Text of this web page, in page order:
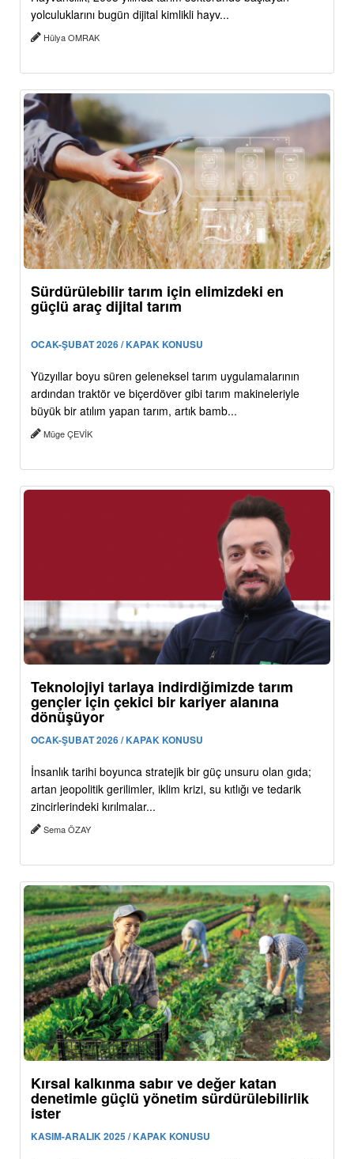
yolculuklarını bugün dijital kimlikli hayv...
Hülya OMRAK
Sürdürülebilir tarım için elimizdeki en
güçlü araç dijital tarım
OCAK-ŞUBAT 2026 / KAPAK KONUSU
Yüzyıllar boyu süren geleneksel tarım uygulamalarının
ardından traktör ve biçerdöver gibi tarım makineleriyle
büyük bir atılım yapan tarım, artık bamb...
Müge ÇEVİK
Teknolojiyi tarlaya indirdiğimizde tarım
gençler için çekici bir kariyer alanına
dönüşüyor
OCAK-ŞUBAT 2026 / KAPAK KONUSU
İnsanlık tarihi boyunca stratejik bir güç unsuru olan gıda;
artan jeopolitik gerilimler, iklim krizi, su kıtlığı ve tedarik
zincirlerindeki kırılmalar...
Sema ÖZAY
Kırsal kalkınma sabır ve değer katan
denetimle güçlü yönetim sürdürülebilirlik
ister
KASIM-ARALIK 2025 / KAPAK KONUSU